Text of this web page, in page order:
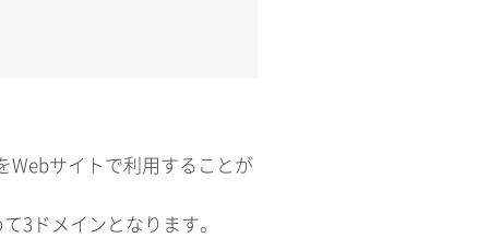
Webサイトで利用することが
3ドメインとなります。